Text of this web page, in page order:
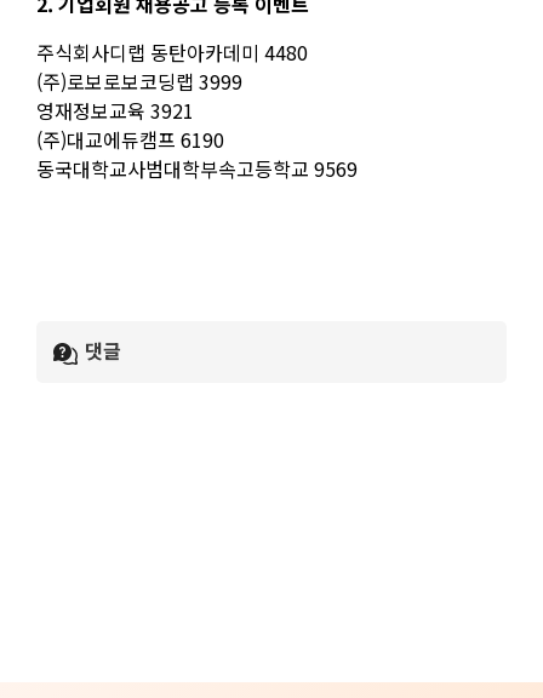
주식회사디랩 동탄아카데미 4480
(주)로보로보코딩랩 3999
영재정보교육 3921
(주)대교에듀캠프 6190
동국대학교사범대학부속고등학교 9569
댓글